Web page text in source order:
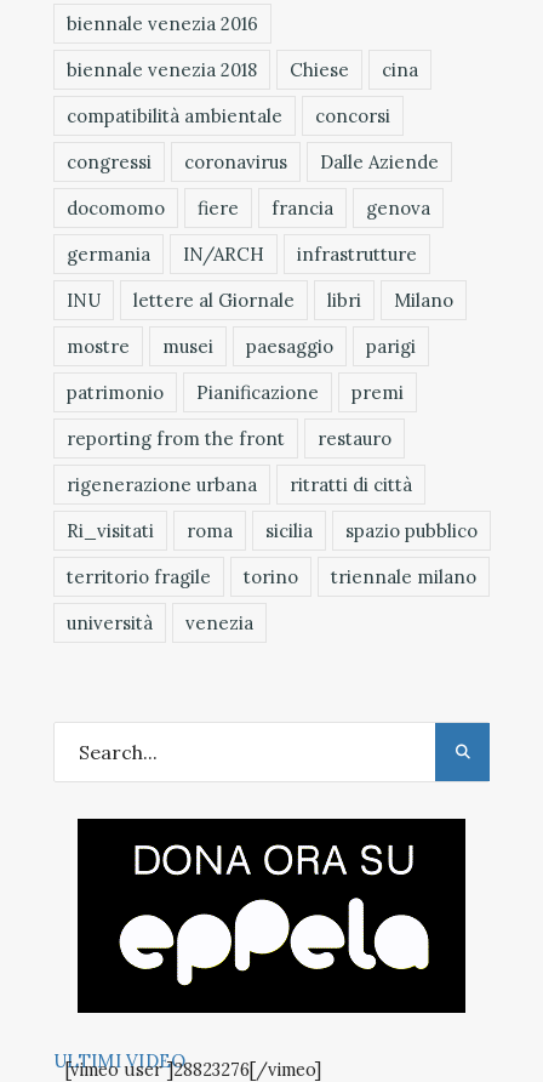
biennale venezia 2016
biennale venezia 2018
Chiese
cina
compatibilità ambientale
concorsi
congressi
coronavirus
Dalle Aziende
docomomo
fiere francia
genova
germania
IN/ARCH
infrastrutture
INU
lettere al Giornale libri
Milano
mostre
musei paesaggio
parigi
patrimonio
Pianificazione
premi
reporting from the front
restauro
rigenerazione urbana
ritratti di città
Ri_visitati
roma sicilia
spazio pubblico
territorio fragile
torino
triennale milano
università
venezia
ULTIMI VIDEO
[vimeo user ]28823276[/vimeo]